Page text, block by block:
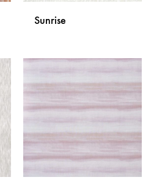
DODAJ
NA
LISTU
ŽELJA
Sunrise
NA
ŽELJA